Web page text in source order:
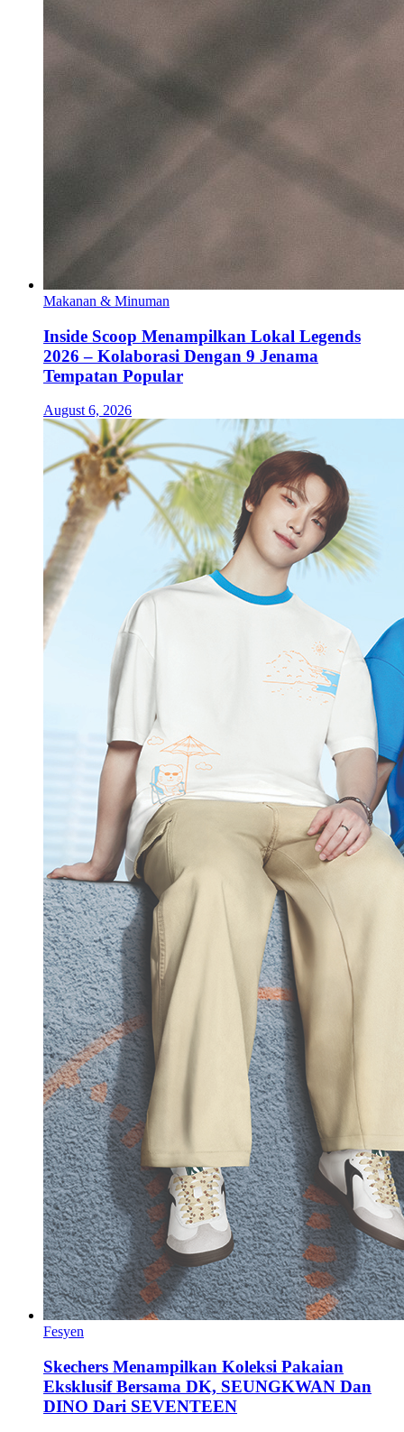
Makanan & Minuman
Inside Scoop Menampilkan Lokal Legends
2026 – Kolaborasi Dengan 9 Jenama
Tempatan Popular
August 6, 2026
Fesyen
Skechers Menampilkan Koleksi Pakaian
Eksklusif Bersama DK, SEUNGKWAN Dan
DINO Dari SEVENTEEN